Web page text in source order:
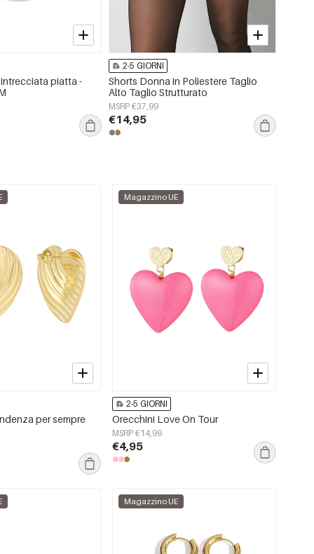
piatta -
2-5 GIORNI
Shorts Donna in Poliestere Taglio
Alto Taglio Strutturato
MSRP €37,99
€14,95
per sempre
Magazzino UE
2-5 GIORNI
Orecchini Love On Tour
MSRP €14,99
€4,95
Magazzino UE